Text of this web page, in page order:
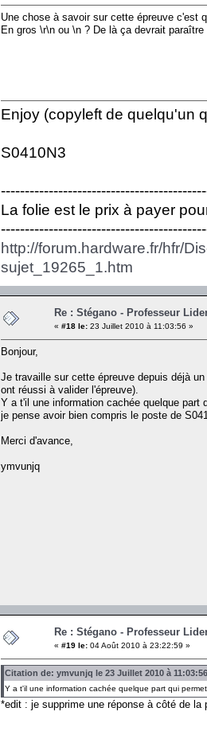
Une chose à savoir sur cette épreuve c'est
En gros \r\n ou \n ? De là ça devrait
Enjoy (copyleft de quelqu'un
S0410N3
La folie est le prix à payer
http://forum.hardware.fr/hfr/
sujet_19265_1.htm
Re : Stégano - Professeur
« #18 le: 23 Juillet 2010 à 11:03:56 »
Bonjour,
Je travaille sur cette épreuve depuis déjà
ont réussi à valider l'épreuve).
Y a t'il une information cachée quelque part
je pense avoir bien compris le poste de
Merci d'avance,
ymvunjq
Re : Stégano - Professeur
« #19 le: 04 Août 2010 à 23:22:59 »
Citation de: ymvunjq le 23 Juillet 2010 à 11:03:56
Y a t'il une information cachée quelque part qui
*edit : je supprime une réponse à côté de la